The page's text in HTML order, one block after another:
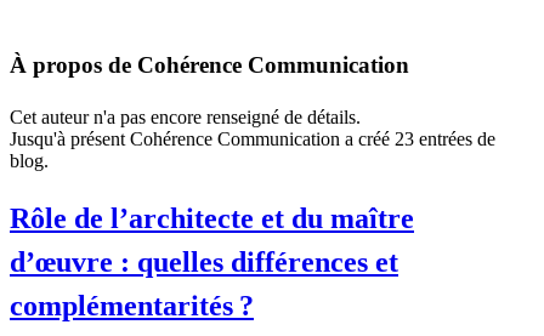
À propos de Cohérence Communication
Cet auteur n'a pas encore renseigné de détails.
Jusqu'à présent Cohérence Communication a créé 23 entrées de
blog.
Rôle de l’architecte et du maître
d’œuvre : quelles différences et
complémentarités ?